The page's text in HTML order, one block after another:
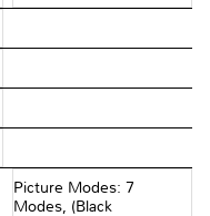
Picture Modes: 7
Modes, (Black